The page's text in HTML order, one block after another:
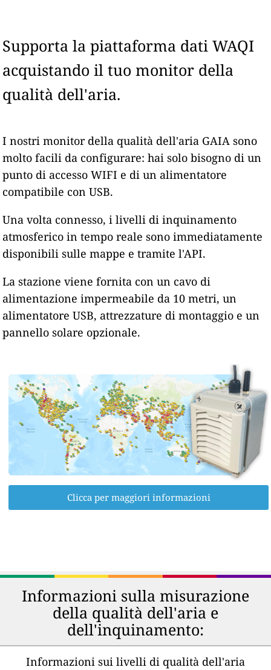
Supporta la piattaforma dati WAQI
acquistando il tuo monitor della
qualità dell'aria.
I nostri monitor della qualità dell'aria GAIA sono
molto facili da configurare: hai solo bisogno di un
punto di accesso WIFI e di un alimentatore
compatibile con USB.
Una volta connesso, i livelli di inquinamento
atmosferico in tempo reale sono immediatamente
disponibili sulle mappe e tramite l'API.
La stazione viene fornita con un cavo di
alimentazione impermeabile da 10 metri, un
alimentatore USB, attrezzature di montaggio e un
pannello solare opzionale.
Clicca per maggiori informazioni
Informazioni sulla misurazione
della qualità dell'aria e
dell'inquinamento:
Informazioni sui livelli di qualità dell'aria